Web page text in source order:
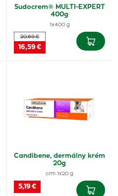
Sudocrem® MULTI-EXPERT
400g
1x400 g
20,69 €
16,59 €
Candibene, dermálny krém
20g
crm 1x20 g
5,19 €